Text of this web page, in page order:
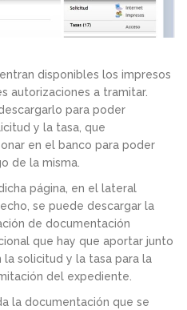
disponibles los impresos
autorizaciones a tramitar.
para poder
y la tasa, que
en el banco para poder
de la misma.
página, en el lateral
se puede descargar la
de documentación
que hay que aportar junto
la solicitud y la tasa para la
del expediente.
la documentación que se